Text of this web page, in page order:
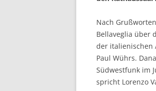
Nach
Bellaveglia über
der italienischen
Paul Wührs.
Südwestfunk im
spricht Lorenzo